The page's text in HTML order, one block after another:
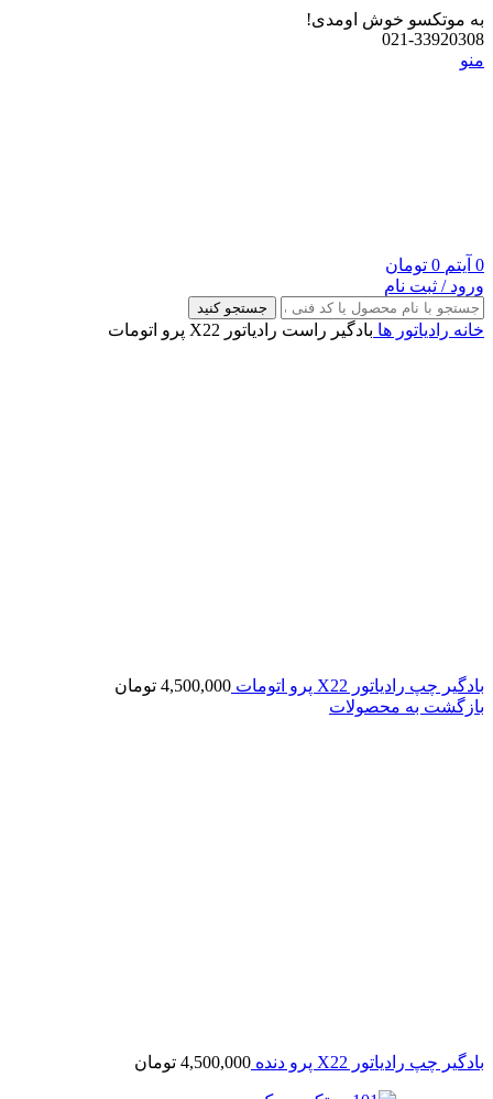
به موتکسو خوش اومدی!
021-33920308
منو
0 آیتم 0 تومان
ورود / ثبت نام
جستجو کنید
خانه رادیاتور ها بادگیر راست رادیاتور X22 پرو اتومات
بادگیر چپ رادیاتور X22 پرو اتومات 4,500,000 تومان
بازگشت به محصولات
بادگیر چپ رادیاتور X22 پرو دنده 4,500,000 تومان